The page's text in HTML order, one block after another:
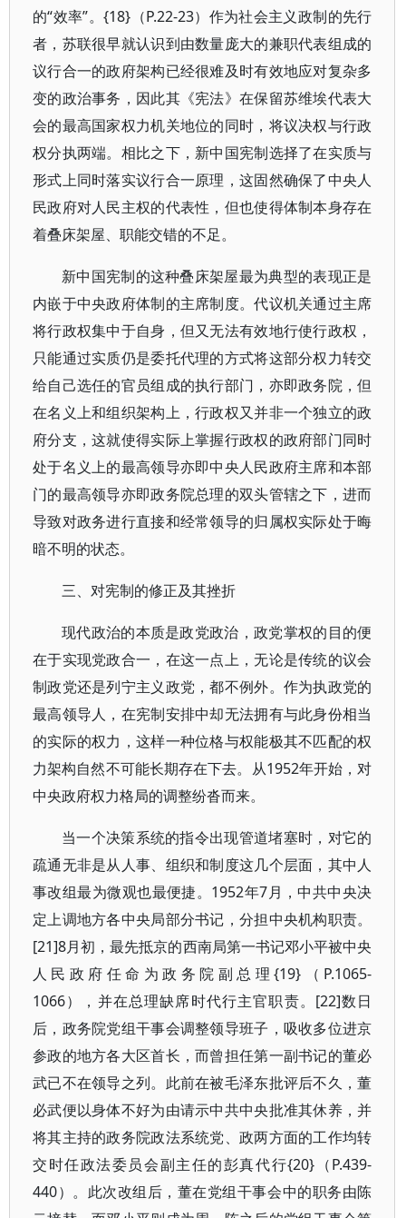
的“效率”。{18}（P.22-23）作为社会主义政制的先行
者，苏联很早就认识到由数量庞大的兼职代表组成的
议行合一的政府架构已经很难及时有效地应对复杂多
变的政治事务，因此其《宪法》在保留苏维埃代表大
会的最高国家权力机关地位的同时，将议决权与行政
权分执两端。相比之下，新中国宪制选择了在实质与
形式上同时落实议行合一原理，这固然确保了中央人
民政府对人民主权的代表性，但也使得体制本身存在
着叠床架屋、职能交错的不足。
新中国宪制的这种叠床架屋最为典型的表现正是
内嵌于中央政府体制的主席制度。代议机关通过主席
将行政权集中于自身，但又无法有效地行使行政权，
只能通过实质仍是委托代理的方式将这部分权力转交
给自己选任的官员组成的执行部门，亦即政务院，但
在名义上和组织架构上，行政权又并非一个独立的政
府分支，这就使得实际上掌握行政权的政府部门同时
处于名义上的最高领导亦即中央人民政府主席和本部
门的最高领导亦即政务院总理的双头管辖之下，进而
导致对政务进行直接和经常领导的归属权实际处于晦
暗不明的状态。
三、对宪制的修正及其挫折
现代政治的本质是政党政治，政党掌权的目的便
在于实现党政合一，在这一点上，无论是传统的议会
制政党还是列宁主义政党，都不例外。作为执政党的
最高领导人，在宪制安排中却无法拥有与此身份相当
的实际的权力，这样一种位格与权能极其不匹配的权
力架构自然不可能长期存在下去。从1952年开始，对
中央政府权力格局的调整纷沓而来。
当一个决策系统的指令出现管道堵塞时，对它的
疏通无非是从人事、组织和制度这几个层面，其中人
事改组最为微观也最便捷。1952年7月，中共中央决
定上调地方各中央局部分书记，分担中央机构职责。
[21]8月初，最先抵京的西南局第一书记邓小平被中央
人民政府任命为政务院副总理{19}（P.1065-
1066），并在总理缺席时代行主官职责。[22]数日
后，政务院党组干事会调整领导班子，吸收多位进京
参政的地方各大区首长，而曾担任第一副书记的董必
武已不在领导之列。此前在被毛泽东批评后不久，董
必武便以身体不好为由请示中共中央批准其休养，并
将其主持的政务院政法系统党、政两方面的工作均转
交时任政法委员会副主任的彭真代行{20}（P.439-
440）。此次改组后，董在党组干事会中的职务由陈